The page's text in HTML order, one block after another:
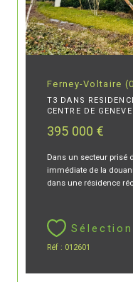
Ferney-Voltaire
T3 DANS
CENTRE DE GENEVE
395 000 €
Dans un secteur prisé
immédiate de la
dans une résidence
Réf : 012601